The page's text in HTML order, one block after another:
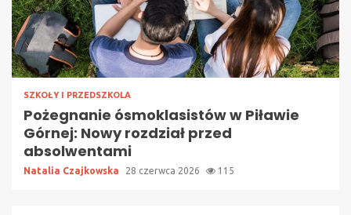
SZKOŁY I PRZEDSZKOLA
Pożegnanie ósmoklasistów w Piławie
Górnej: Nowy rozdział przed
absolwentami
Natalia Czajkowska 28 czerwca 2026 115